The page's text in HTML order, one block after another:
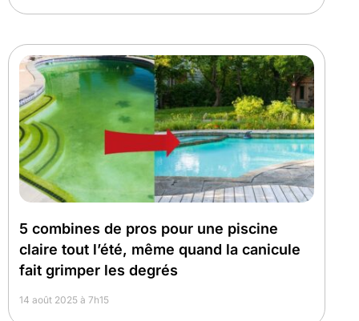
5 combines de pros pour une piscine
claire tout l’été, même quand la canicule
fait grimper les degrés
14 août 2025 à 7h15